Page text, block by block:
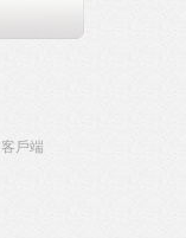
客戶端